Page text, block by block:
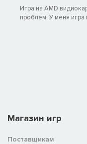
Игра на AMD
проблем. У меня игра
Магазин игр
Поставщикам